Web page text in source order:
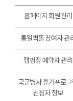
홈페이지 회원관리
통일벽돌 참여자 관
캠핑장 예약자 관리
국군병사 휴가프로그
신청자 정보